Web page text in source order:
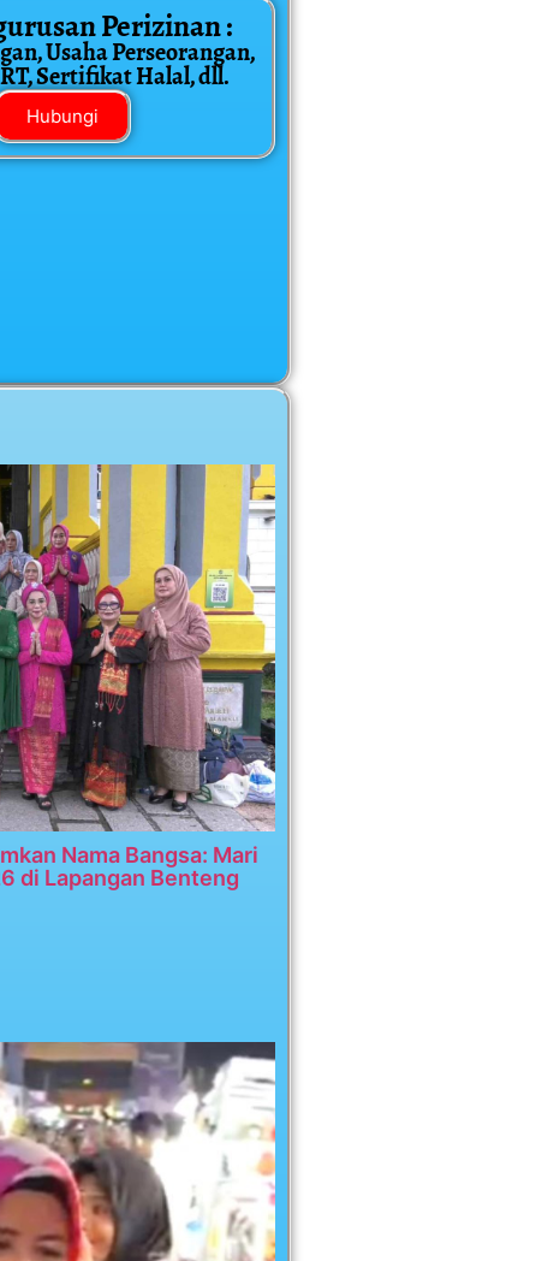
Perizinan :
Usaha Perseorangan,
Sertifikat Halal, dll.
Hubungi
Nama Bangsa: Mari
di Lapangan Benteng